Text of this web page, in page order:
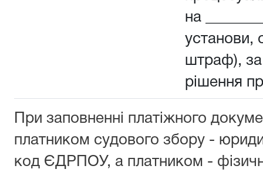
на
установи,
штраф),
рішення
При заповненні платіжного
платником судового збору -
код ЄДРПОУ, а платником -